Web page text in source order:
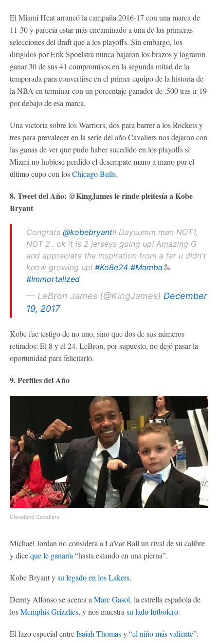
El Miami Heat arrancó la campaña 2016-17 con una marca de
11-30 y parecía estar más encaminado a una de las primeras
selecciones del draft que a los playoffs. Sin embargo, los
dirigidos por Erik Spoelstra nunca bajaron los brazos y lograron
ganar 30 de sus 41 compromisos en la segunda mitad de la
temporada para convertirse en el primer equipo de la historia de
la NBA en terminar con un porcentaje ganador de .500 tras ir 19
por debajo de esa marca.
Una victoria sobre los Warriors, dos para barrer a los Rockets y
tres para prevalecer en la serie del año Cavaliers nos dejaron con
las ganas de ver que pudo haber sucedido en los playoffs si
Miami no hubiese perdido el desempate mano a mano por el
último cupo con losChicago Bulls.
8. Tweet del Año: @KingJames le rinde pleitesía a Kobe
Bryant
Congrats @kobebryant!! Dayuumm man NOT1,
NOT 2.. ok it is 2 jerseys going up! Amazing G
and appreciate the inspiration from a far u didn't
know growing up! #Ko8e24 #Mamba 🐍
#Immortalized
— LeBron James (@KingJames) December
19, 2017
Kobe fue testigo de no uno, sino que dos de sus números
retirados: El 8 y el 24. LeBron, por supuesto, no dejó pasar la
oportunidad para felicitarlo.
9. Perfiles del Año
Cleveland Cavaliers
Michael Jordan no considera a LaVar Ball un rival de su calibre
y diceque le ganaría “hasta estando en una pierna”.
Kobe Bryant ysu legado en los Lakers.
Denny Alfonso se acerca a Marc Gasol, la estrella española de
losMemphis Grizzlies, y nos muestra su lado futbolero.
El lazo especial entreIsaiah Thomasy “el niño más valiente”.